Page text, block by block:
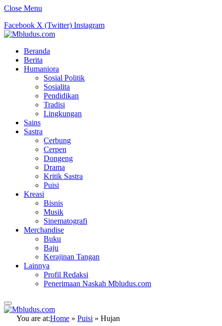
Close Menu
Facebook X (Twitter) Instagram
Beranda
Berita
Humaniora
Sosial Politik
Sosialita
Pendidikan
Tradisi
Lingkungan
Sains
Sastra
Cerbung
Cerpen
Dongeng
Drama
Kritik Sastra
Puisi
Kreasi
Bisnis
Musik
Sinematografi
Merchandise
Buku
Baju
Kerajinan Tangan
Lainnya
Profil Redaksi
Penerimaan Naskah Mbludus.com
You are at:Home » Puisi » Hujan